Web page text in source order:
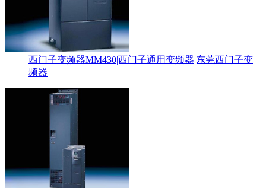
西门子变频器MM430|西门子通用变频器|东莞西门子变
频器